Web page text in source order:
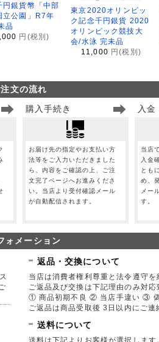
円銀貨幣「中部
立公園」R7年
品
円(税別)
東京2020オリンピッ
ク記念千円銀貨 2020
オリンピック競技大
会/水泳 完未品
11,000 円(税別)
文の流れ
購入手続き
お届け先の指定やお支払い方
法等をご入力いただきました
ら、内容をご確認の上、ご注
文完了ページへお進みくださ
い。当店より受付確認メール
が自動配信されます。
入金
当店
入金
とも
め、
メー
す。
ォメーション
返品・交換について
当店は消費者権利尊重と法令遵守を
ご返品及び交換は下記理由のみ対応
① 商品初期不良 ② 当店手違い ③
ご返品は商品受取後 3日以内にご連
送料について
送料は下記よりお客様が選択します